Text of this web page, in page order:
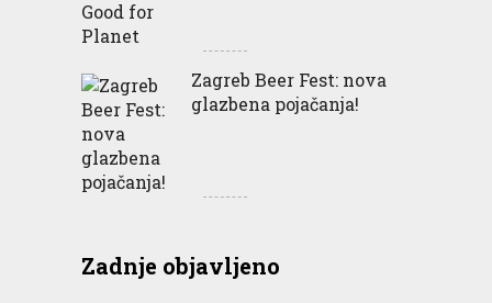
Zagreb Beer Fest: nova
glazbena pojačanja!
Zadnje objavljeno